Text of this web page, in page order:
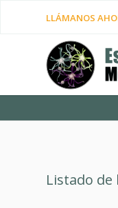
LLÁMANOS
Listado de